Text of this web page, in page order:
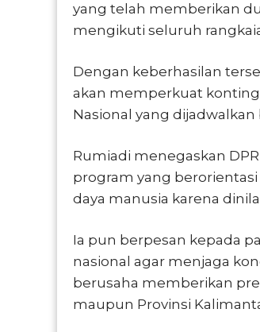
yang telah memberikan
mengikuti seluruh
Dengan keberhasilan
akan memperkuat
Nasional yang
Rumiadi menegaskan
program yang
daya manusia karena
Ia pun berpesan kepada
nasional agar menjaga
berusaha memberikan
maupun Provinsi